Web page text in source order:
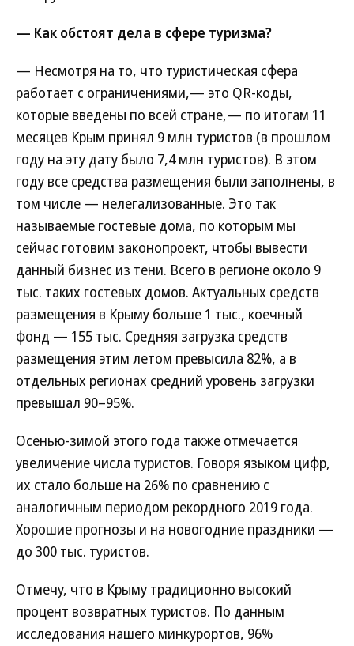
— Как обстоят дела в сфере туризма?
— Несмотря на то, что туристическая сфера
работает с ограничениями,— это QR-коды,
которые введены по всей стране,— по итогам 11
месяцев Крым принял 9 млн туристов (в прошлом
году на эту дату было 7,4 млн туристов). В этом
году все средства размещения были заполнены, в
том числе — нелегализованные. Это так
называемые гостевые дома, по которым мы
сейчас готовим законопроект, чтобы вывести
данный бизнес из тени. Всего в регионе около 9
тыс. таких гостевых домов. Актуальных средств
размещения в Крыму больше 1 тыс., коечный
фонд — 155 тыс. Средняя загрузка средств
размещения этим летом превысила 82%, а в
отдельных регионах средний уровень загрузки
превышал 90–95%.
Осенью-зимой этого года также отмечается
увеличение числа туристов. Говоря языком цифр,
их стало больше на 26% по сравнению с
аналогичным периодом рекордного 2019 года.
Хорошие прогнозы и на новогодние праздники —
до 300 тыс. туристов.
Отмечу, что в Крыму традиционно высокий
процент возвратных туристов. По данным
исследования нашего минкурортов, 96%